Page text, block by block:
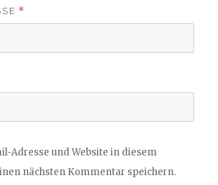
*
Adresse und Website in diesem
nächsten Kommentar speichern.